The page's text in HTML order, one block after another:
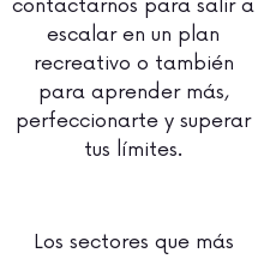
contactarnos para salir a
escalar en un plan
recreativo o también
para aprender más,
perfeccionarte y superar
tus límites.
Los sectores que más